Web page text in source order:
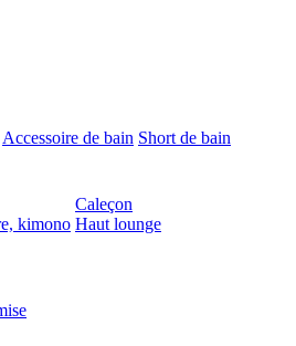
Accessoire de bain Short de bain
kimono
Caleçon
Haut lounge